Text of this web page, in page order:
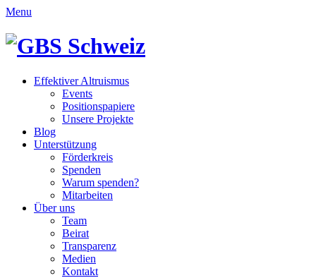
Menu
Effektiver Altruismus
Events
Positionspapiere
Unsere Projekte
Blog
Unterstützung
Förderkreis
Spenden
Warum spenden?
Mitarbeiten
Über uns
Team
Beirat
Transparenz
Medien
Kontakt